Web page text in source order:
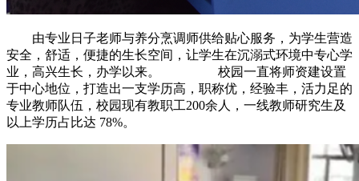
由专业日子老师与养分烹调师供给贴心服务，为学生营造
安全，舒适，便捷的生长空间，让学生在沉溺式环境中专心学
业，高兴生长，办学以来。 校园一直将师资建设置
于中心地位，打造出一支学历高，职称优，经验丰，活力足的
专业教师队伍，校园现有教职工200余人，一线教师研究生及
以上学历占比达 78%。